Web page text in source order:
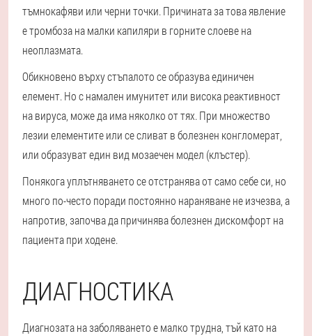
тъмнокафяви или черни точки. Причината за това явление
е тромбоза на малки капиляри в горните слоеве на
неоплазмата.
Обикновено върху стъпалото се образува единичен
елемент. Но с намален имунитет или висока реактивност
на вируса, може да има няколко от тях. При множество
лезии елементите или се сливат в болезнен конгломерат,
или образуват един вид мозаечен модел (клъстер).
Понякога уплътняването се отстранява от само себе си, но
много по-често поради постоянно нараняване не изчезва, а
напротив, започва да причинява болезнен дискомфорт на
пациента при ходене.
ДИАГНОСТИКА
Диагнозата на заболяването е малко трудна, тъй като на